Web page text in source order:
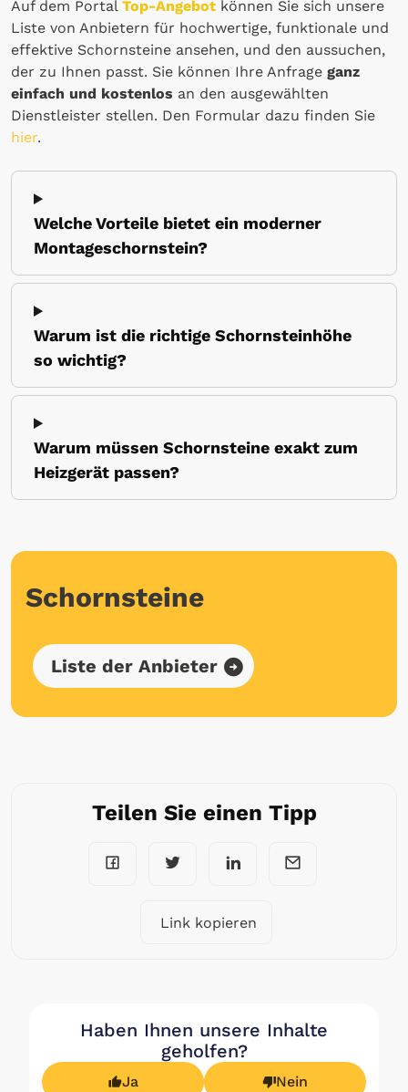
Auf dem Portal Top-Angebot können Sie sich unsere
Liste von Anbietern für hochwertige, funktionale und
effektive Schornsteine ansehen, und den aussuchen,
der zu Ihnen passt. Sie können Ihre Anfrage ganz
einfach und kostenlos an den ausgewählten
Dienstleister stellen. Den Formular dazu finden Sie
hier.
Welche Vorteile bietet ein moderner
Montageschornstein?
Warum ist die richtige Schornsteinhöhe
so wichtig?
Warum müssen Schornsteine exakt zum
Heizgerät passen?
Schornsteine
Liste der Anbieter
Teilen Sie einen Tipp
Link kopieren
Haben Ihnen unsere Inhalte
geholfen?
Ja Nein